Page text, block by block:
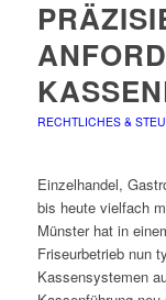
RECHTLICHES &
Einzelhandel,
bis heute vielfach
Münster hat in
Friseurbetrieb nun
Kassensystemen